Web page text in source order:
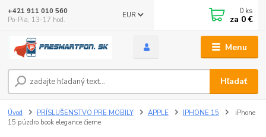
Menu
EUR
Hľadať
+421 911 010 560
Po-Pia, 13-17 hod.
0 ks
za 0 €
Úvod PRÍSLUŠENSTVO PRE MOBILY APPLE IPHONE 15
iPhone
15 púzdro book elegance čierne